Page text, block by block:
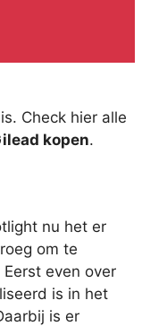
Check hier alle
kopen.
nu het er
om te
even over
is in het
is er